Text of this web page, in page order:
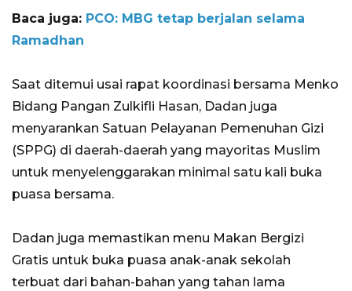
Baca juga: PCO: MBG tetap berjalan selama
Ramadhan
Saat ditemui usai rapat koordinasi bersama Menko
Bidang Pangan Zulkifli Hasan, Dadan juga
menyarankan Satuan Pelayanan Pemenuhan Gizi
(SPPG) di daerah-daerah yang mayoritas Muslim
untuk menyelenggarakan minimal satu kali buka
puasa bersama.
Dadan juga memastikan menu Makan Bergizi
Gratis untuk buka puasa anak-anak sekolah
terbuat dari bahan-bahan yang tahan lama